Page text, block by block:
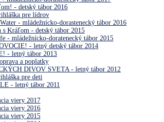
- detský tábor 2016
pre lídrov
- mládežnícko-dorastenecký tábor 2016
s Kráľom - detský tábor 2015
- mládežnícko-doratenecký tábor 2015
- letný detský tábor 2014
- letný tábor 2013
a poplatky
DIVOV SVETA - letný tábor 2012
pre deti
- letný tábor 2011
viery 2017
viery 2016
viery 2015